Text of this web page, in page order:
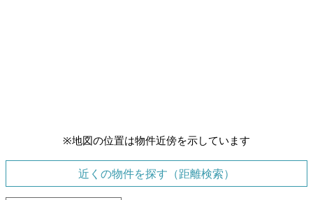
※地図の位置は物件近傍を示しています
近くの物件を探す（距離検索）